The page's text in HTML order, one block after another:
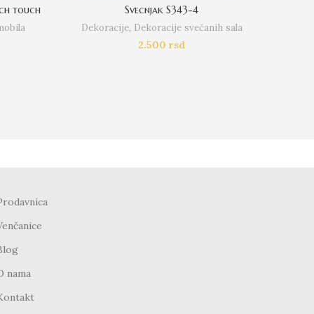
touch Svecnjak S343-4
Dekoracije, Dekoracije svečanih sala
2.500 rsd
nama